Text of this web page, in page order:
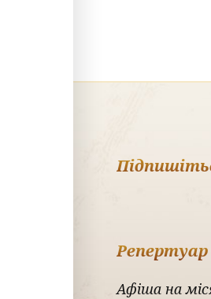
Репертуар
Афіша на